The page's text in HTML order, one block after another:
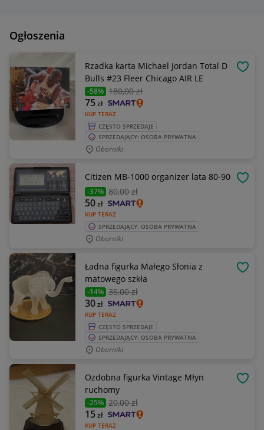
Ogłoszenia
Rzadka karta Michael Jordan Total D
Bulls #23 Fleer Chicago AIR LE
-58% 180,00 zł
KUP TERAZ
75zł
CZĘSTO SPRZEDAJE
SPRZEDAJĄCY: OSOBA PRYWATNA
Oborniki
Citizen MB-1000 organizer lata 80-90
-37% 80,00 zł
KUP TERAZ
50zł
SPRZEDAJĄCY: OSOBA PRYWATNA
Oborniki
Ładna figurka Małego Słonia z
matowego szkła
-14% 35,00 zł
KUP TERAZ
30zł
CZĘSTO SPRZEDAJE
SPRZEDAJĄCY: OSOBA PRYWATNA
Oborniki
Ozdobna figurka Vintage Młyn
ruchomy
-25% 20,00 zł
KUP TERAZ
15zł